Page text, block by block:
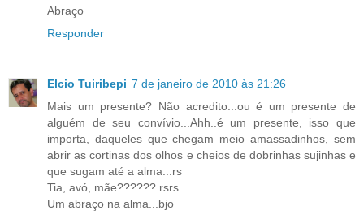
Abraço
Responder
Elcio Tuiribepi 7 de janeiro de 2010 às 21:26
Mais um presente? Não acredito...ou é um presente de
alguém de seu convívio...Ahh..é um presente, isso que
importa, daqueles que chegam meio amassadinhos, sem
abrir as cortinas dos olhos e cheios de dobrinhas sujinhas e
que sugam até a alma...rs
Tia, avó, mãe?????? rsrs...
Um abraço na alma...bjo